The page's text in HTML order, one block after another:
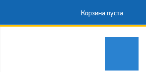
Корзина пуста